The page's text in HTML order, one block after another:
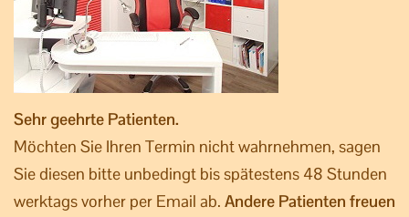
Sehr geehrte Patienten.
Möchten Sie Ihren Termin nicht wahrnehmen, sagen
Sie diesen bitte unbedingt bis spätestens 48 Stunden
werktags vorher per Email ab. Andere Patienten freuen